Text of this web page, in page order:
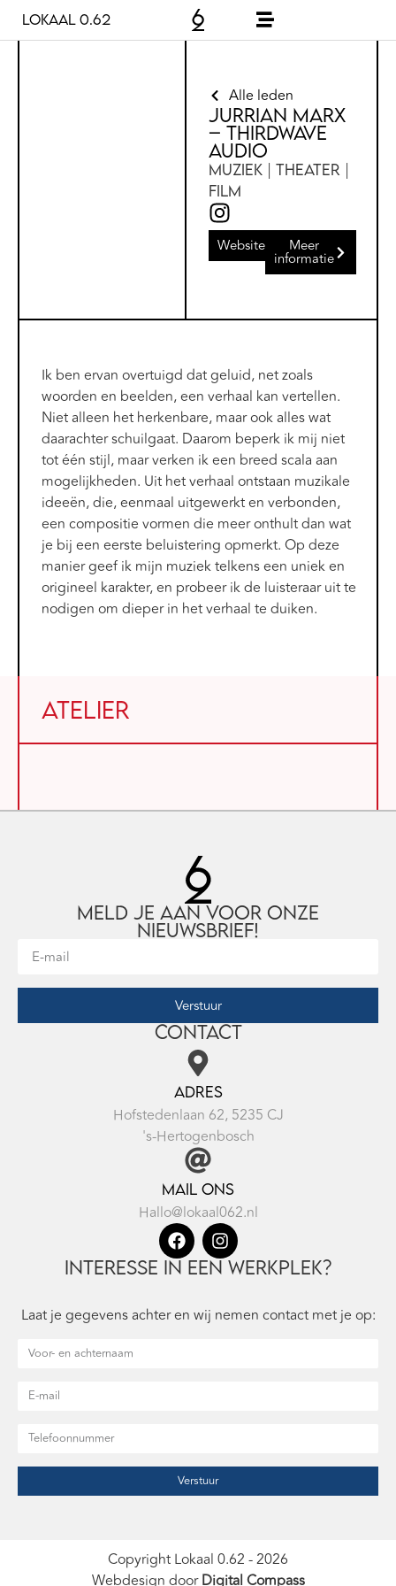
Lokaal 0.62
Alle leden
Jurrian Marx
– Thirdwave
Audio
Muziek | Theater |
Film
Website Meer
informatie
Ik ben ervan overtuigd dat geluid, net zoals
woorden en beelden, een verhaal kan vertellen.
Niet alleen het herkenbare, maar ook alles wat
daarachter schuilgaat. Daarom beperk ik mij niet
tot één stijl, maar verken ik een breed scala aan
mogelijkheden. Uit het verhaal ontstaan muzikale
ideeën, die, eenmaal uitgewerkt en verbonden,
een compositie vormen die meer onthult dan wat
je bij een eerste beluistering opmerkt. Op deze
manier geef ik mijn muziek telkens een uniek en
origineel karakter, en probeer ik de luisteraar uit te
nodigen om dieper in het verhaal te duiken.
Atelier
Meld je aan voor onze
nieuwsbrief!
Verstuur
Contact
Adres
Hofstedenlaan 62, 5235 CJ
's-Hertogenbosch
Mail ons
Hallo@lokaal062.nl
Interesse in een werkplek?
Laat je gegevens achter en wij nemen contact met je op:
Verstuur
Copyright Lokaal 0.62 - 2026
Webdesign doorDigital Compass